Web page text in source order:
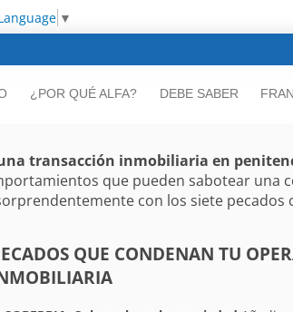
▼
¿POR QUÉ ALFA? DEBE SABER
transacción inmobiliaria en
que pueden sabotear una
con los siete pecados
QUE CONDENAN TU